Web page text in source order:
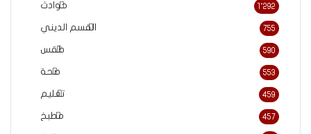
حوادث 1٬292
القسم الديني 755
طقس 590
صحة 553
تعليم 459
مطبخ 457